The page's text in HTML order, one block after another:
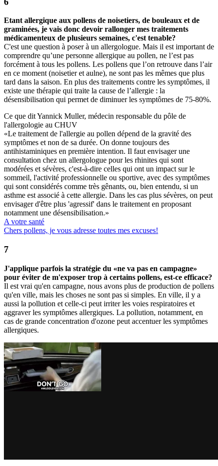
Etant allergique aux pollens de noisetiers, de bouleaux et de
graminées, je vais donc devoir rallonger mes traitements
médicamenteux de plusieurs semaines, c'est tenable?
C'est une question à poser à un allergologue. Mais il est important de
comprendre qu’une personne allergique au pollen, ne l’est pas
forcément à tous les pollens. Les pollens que l’on retrouve dans l’air
en ce moment (noisetier et aulne), ne sont pas les mêmes que plus
tard dans la saison. En plus des traitements contre les symptômes, il
existe une thérapie qui traite la cause de l’allergie : la
désensibilisation qui permet de diminuer les symptômes de 75-80%.
Ce que dit Yannick Muller, médecin responsable du pôle de
l'allergologie au CHUV
«Le traitement de l'allergie au pollen dépend de la gravité des
symptômes et non de sa durée. On donne toujours des
antihistaminiques en première intention. Il faut envisager une
consultation chez un allergologue pour les rhinites qui sont
modérées et sévères, c'est-à-dire celles qui ont un impact sur le
sommeil, l'activité professionnelle ou sportive, avec des symptômes
qui sont considérés comme très gênants, ou, bien entendu, si un
asthme est associé à cette allergie. Dans les cas plus sévères, on peut
envisager d'être plus 'agressif' dans le traitement en proposant
notamment une désensibilisation.»
A votre santé
Chers pollens, je vous adresse toutes mes excuses!
J'applique parfois la stratégie du «ne va pas en campagne»
pour éviter de m'exposer trop à certains pollens, est-ce efficace?
Il est vrai qu'en campagne, nous avons plus de production de pollens
qu'en ville, mais les choses ne sont pas si simples. En ville, il y a
aussi la pollution et celle-ci peut irriter les voies respiratoires et
aggraver les symptômes allergiques. La pollution, notamment, en
cas de grande concentration d'ozone peut accentuer les symptômes
allergiques.